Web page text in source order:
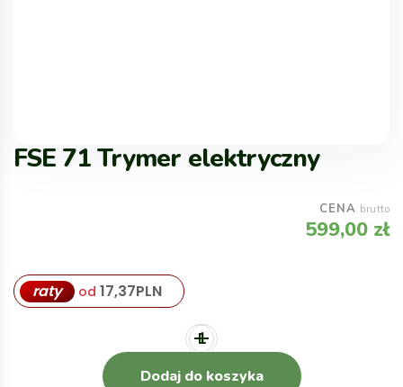
FSE 71 Trymer elektryczny
CENA brutto
599,00 zł
raty od 17,37PLN
Dodaj do koszyka